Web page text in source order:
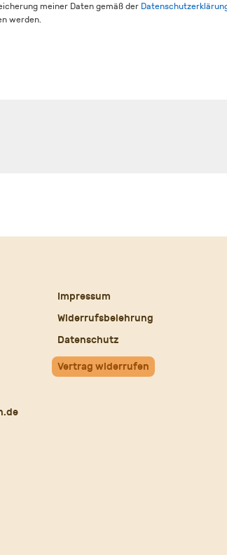
meiner Daten gemäß der
werden.
Impressum
Widerrufsbelehrung
Datenschutz
Vertrag widerrufen